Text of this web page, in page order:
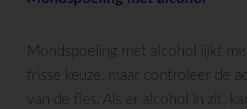
Mondspoeling met alcohol lijkt
frisse keuze, maar controleer de
van de fles. Als er alcohol in zit,